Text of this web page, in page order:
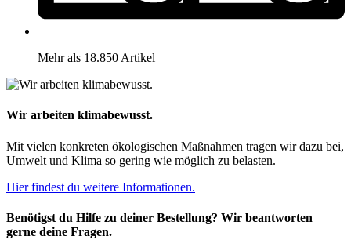
Mehr als 18.850 Artikel
Wir arbeiten klimabewusst.
Mit vielen konkreten ökologischen Maßnahmen tragen wir dazu bei,
Umwelt und Klima so gering wie möglich zu belasten.
Hier findest du weitere Informationen.
Benötigst du Hilfe zu deiner Bestellung? Wir beantworten
gerne deine Fragen.